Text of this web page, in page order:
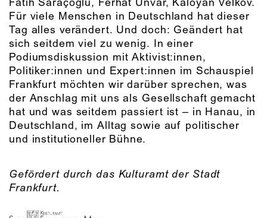
Fatih Saraçoğlu, Ferhat Unvar, Kaloyan Velkov.
Für viele Menschen in Deutschland hat dieser
Tag alles verändert. Und doch: Geändert hat
sich seitdem viel zu wenig. In einer
Podiumsdiskussion mit Aktivist:innen,
Politiker:innen und Expert:innen im Schauspiel
Frankfurt möchten wir darüber sprechen, was
der Anschlag mit uns als Gesellschaft gemacht
hat und was seitdem passiert ist – in Hanau, in
Deutschland, im Alltag sowie auf politischer
und institutioneller Bühne.
Gefördert durch das Kulturamt der Stadt
Frankfurt.